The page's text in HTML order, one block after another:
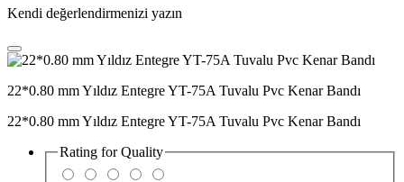
Kendi değerlendirmenizi yazın
22*0.80 mm Yıldız Entegre YT-75A Tuvalu Pvc Kenar Bandı
22*0.80 mm Yıldız Entegre YT-75A Tuvalu Pvc Kenar Bandı
Rating forQuality